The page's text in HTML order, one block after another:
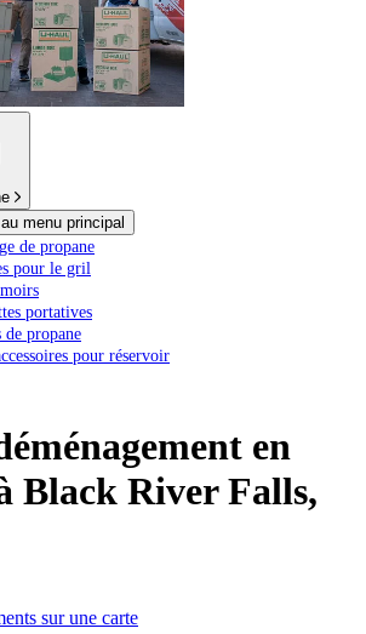
menu principal
de propane
pour le gril
portatives
de propane
pour réservoir
en
Black River Falls,
sur une carte